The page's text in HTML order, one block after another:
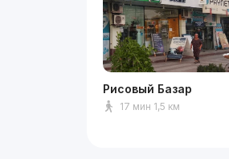
Рисовый Базар
17 мин 1,5 км